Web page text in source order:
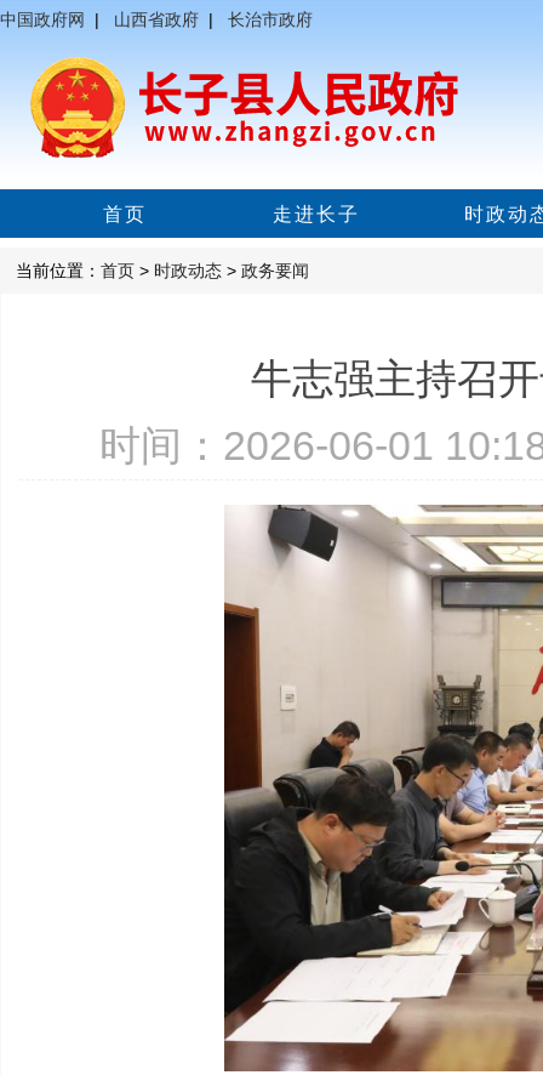
中国政府网 | 山西省政府 | 长治市政府
首页 走进长子 时政动
当前位置： 首页 > 时政动态 > 政务要闻
牛志强主持召
时间：2026-06-01